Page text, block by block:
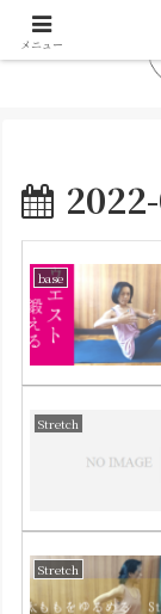
base
Stretch
Stretch
メニュー